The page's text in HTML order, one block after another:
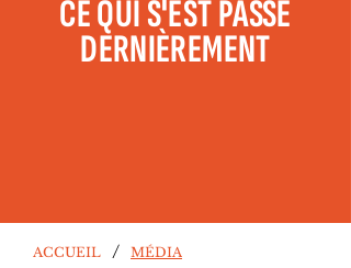
CE QUI S'EST PASSÉ
DERNIÈREMENT
ACCUEIL / MÉDIA